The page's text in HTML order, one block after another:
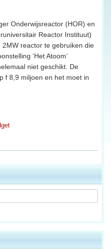
Onderwijsreactor (HOR) en
Reactor Instituut)
reactor te gebruiken die
‘Het Atoom’
niet geschikt. De
f 8,9 miljoen en het moet in